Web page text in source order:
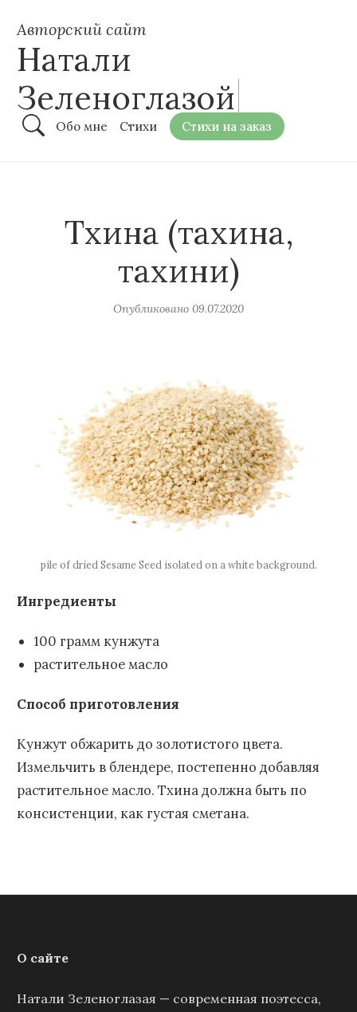
Авторский сайт
Натали
Зеленоглазой
Обо мне Стихи Стихи на заказ
Тхина (тахина,
тахини)
Опубликовано 09.07.2020
pile of dried Sesame Seed isolated on a white background.
Ингредиенты
100 грамм кунжута
растительное масло
Способ приготовления
Кунжут обжарить до золотистого цвета.
Измельчить в блендере, постепенно добавляя
растительное масло. Тхина должна быть по
консистенции, как густая сметана.
О сайте
Натали Зеленоглазая — современная поэтесса,